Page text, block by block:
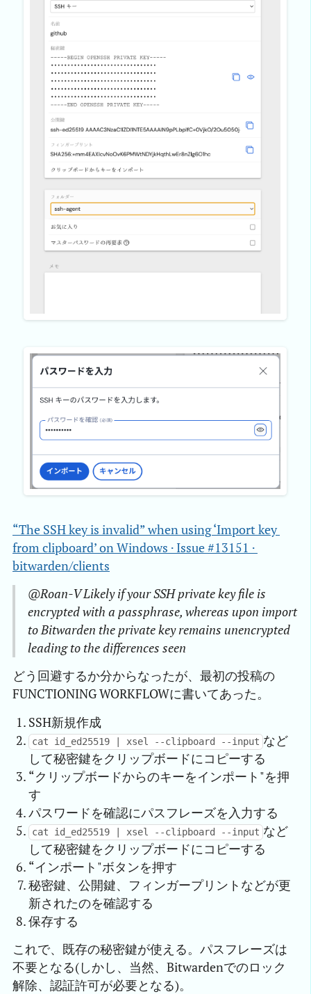
“The SSH key is invalid” when using ‘Import key
from clipboard’ on Windows · Issue #13151 ·
bitwarden/clients
@Roan-V Likely if your SSH private key file is
encrypted with a passphrase, whereas upon import
to Bitwarden the private key remains unencrypted
leading to the differences seen
どう回避するか分からなったが、最初の投稿の
FUNCTIONING WORKFLOWに書いてあった。
SSH新規作成
cat id_ed25519 | xsel --clipboard --input など
して秘密鍵をクリップボードにコピーする
“クリップボードからのキーをインポート"を押
す
パスワードを確認にパスフレーズを入力する
cat id_ed25519 | xsel --clipboard --input など
して秘密鍵をクリップボードにコピーする
“インポート"ボタンを押す
秘密鍵、公開鍵、フィンガープリントなどが更
新されたのを確認する
保存する
これで、既存の秘密鍵が使える。パスフレーズは
不要となる(しかし、当然、Bitwardenでのロック
解除、認証許可が必要となる)。